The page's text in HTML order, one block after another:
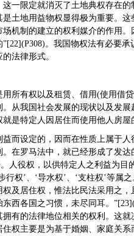
一限定就消灭了土地典权存在
土地用益物权显得极为重要。
机制的建立的权利媒介的作用
。我国物权法有必要
的法律形式。
所有权以及租赁、借用(使用借
从我国社会发展的现状以及发
就是特定人因居住而使用他人房
益而设定的，因而在性质上属于
在罗马法中，就已经形成了发
人役权，以供特定人之利益为目
行权’、‘导水权’、‘支柱权’等
权及居住权，惟法比民法采用之
西各国之习惯，未尽同耳。
有的法律地位相关的权利。这
住权主要是为基于婚姻、家庭关